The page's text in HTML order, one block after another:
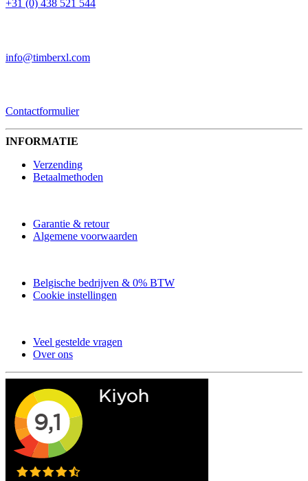
+31 (0) 438 521 544
info@timberxl.com
Contactformulier
INFORMATIE
Verzending
Betaalmethoden
Garantie & retour
Algemene voorwaarden
Belgische bedrijven & 0% BTW
Cookie instellingen
Veel gestelde vragen
Over ons